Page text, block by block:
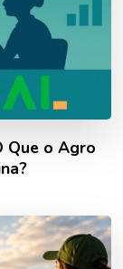
Que o Agro